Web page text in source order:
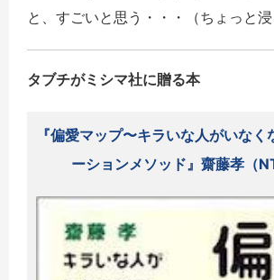
と、すごいと思う・・・（ちょっと浸
タブチがミシマ社に贈る本
『偏愛マップ〜キラいな人がいな
ーションメソッド』齋藤孝（